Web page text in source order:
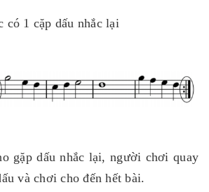
có 1 cặp dấu nhắc lại
gặp dấu nhắc lại, người chơi quay
và chơi cho đến hết bài.